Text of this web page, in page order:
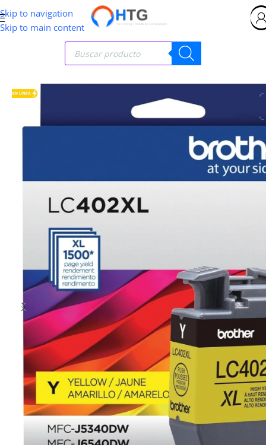
Skip to navigation
Skip to main content